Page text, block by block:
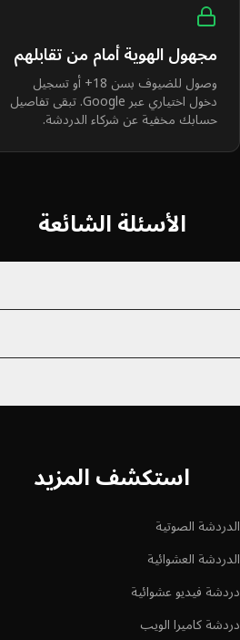
مجهول الهوية أمام من تقابلهم
وصول للضيوف بسن 18+ أو تسجيل
دخول اختياري عبر Google. تبقى تفاصيل
حسابك مخفية عن شركاء الدردشة.
الأسئلة الشائعة
استكشف المزيد
الدردشة الصوتية
الدردشة العشوائية
دردشة فيديو عشوائية
دردشة كاميرا الويب